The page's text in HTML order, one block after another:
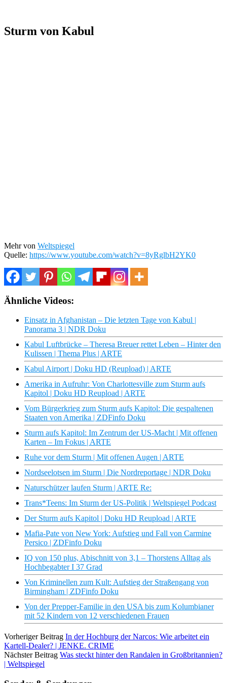
Sturm von Kabul
Mehr von Weltspiegel
Quelle: https://www.youtube.com/watch?v=8yRglbH2YK0
Ähnliche Videos:
Einsatz in Afghanistan – Die letzten Tage von Kabul |
Panorama 3 | NDR Doku
Kabul Luftbrücke – Theresa Breuer rettet Leben – Hinter den
Kulissen | Thema Plus | ARTE
Kabul Airport | Doku HD (Reupload) | ARTE
Amerika in Aufruhr: Von Charlottesville zum Sturm aufs
Kapitol | Doku HD Reupload | ARTE
Vom Bürgerkrieg zum Sturm aufs Kapitol: Die gespaltenen
Staaten von Amerika | ZDFinfo Doku
Sturm aufs Kapitol: Im Zentrum der US-Macht | Mit offenen
Karten – Im Fokus | ARTE
Ruhe vor dem Sturm | Mit offenen Augen | ARTE
Nordseelotsen im Sturm | Die Nordreportage | NDR Doku
Naturschützer laufen Sturm | ARTE Re:
Trans*Teens: Im Sturm der US-Politik | Weltspiegel Podcast
Der Sturm aufs Kapitol | Doku HD Reupload | ARTE
Mafia-Pate von New York: Aufstieg und Fall von Carmine
Persico | ZDFinfo Doku
IQ von 150 plus, Abischnitt von 3,1 – Thorstens Alltag als
Hochbegabter I 37 Grad
Von Kriminellen zum Kult: Aufstieg der Straßengang von
Birmingham | ZDFinfo Doku
Von der Prepper-Familie in den USA bis zum Kolumbianer
mit 52 Kindern von 12 verschiedenen Frauen
Vorheriger Beitrag In der Hochburg der Narcos: Wie arbeitet ein
Kartell-Dealer? | JENKE. CRIME
Nächster Beitrag Was steckt hinter den Randalen in Großbritannien?
| Weltspiegel